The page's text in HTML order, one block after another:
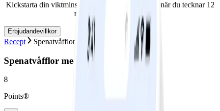
Kickstarta din viktminskningsresa nu! Spara 50% när du tecknar 12
månaders medlemskap.
Erbjudandevillkor
Recept Spenatvåfflor med ägg- och skinkröra
Spenatvåfflor med ägg- och skinkröra
8
Points®